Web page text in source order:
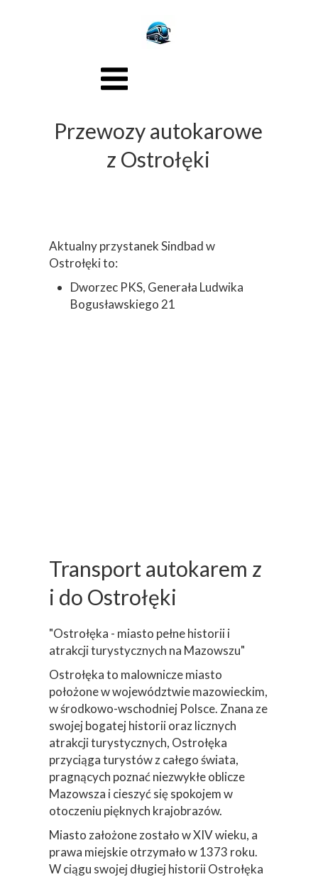
Aktualny przystanek Sindbad w
Ostrołęki to:
Dworzec PKS, Generała Ludwika
Bogusławskiego 21
Transport autokarem z
i do Ostrołęki
"Ostrołęka - miasto pełne historii i
atrakcji turystycznych na Mazowszu"
Ostrołęka to malownicze miasto
położone w województwie mazowieckim,
w środkowo-wschodniej Polsce. Znana ze
swojej bogatej historii oraz licznych
atrakcji turystycznych, Ostrołęka
przyciąga turystów z całego świata,
pragnących poznać niezwykłe oblicze
Mazowsza i cieszyć się spokojem w
otoczeniu pięknych krajobrazów.
Miasto założone zostało w XIV wieku, a
prawa miejskie otrzymało w 1373 roku.
W ciągu swojej długiej historii Ostrołęka
Przewozy autokarowe
z Ostrołęki